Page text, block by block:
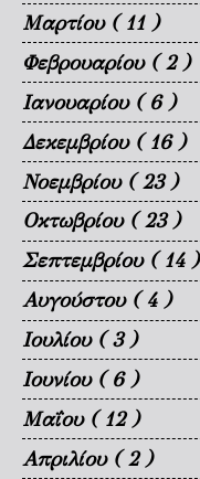
Μαρτίου ( 11 )
Φεβρουαρίου ( 2 )
Ιανουαρίου ( 6 )
Δεκεμβρίου ( 16 )
Νοεμβρίου ( 23 )
Οκτωβρίου ( 23 )
Σεπτεμβρίου ( 14 )
Αυγούστου ( 4 )
Ιουλίου ( 3 )
Ιουνίου ( 6 )
Μαΐου ( 12 )
Απριλίου ( 2 )